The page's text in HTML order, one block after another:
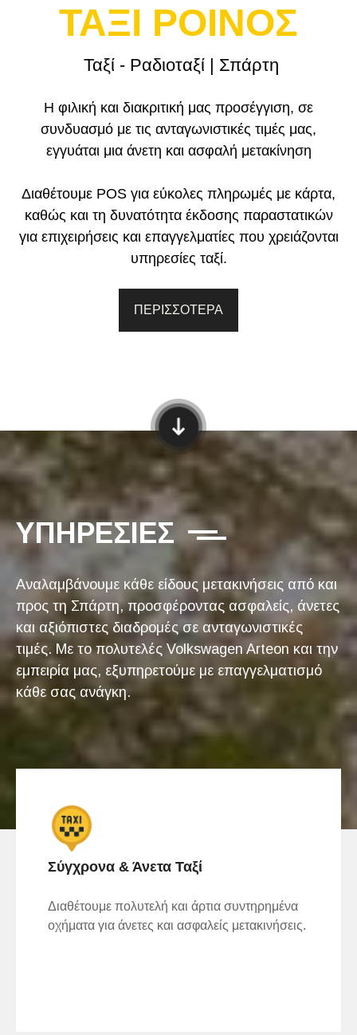
ΤΑΞΙ ΡΟΙΝΟΣ
Ταξί - Ραδιοταξί | Σπάρτη
Η φιλική και διακριτική μας προσέγγιση, σε
συνδυασμό με τις ανταγωνιστικές τιμές μας,
εγγυάται μια άνετη και ασφαλή μετακίνηση
Διαθέτουμε POS για εύκολες πληρωμές με κάρτα,
καθώς και τη δυνατότητα έκδοσης παραστατικών
για επιχειρήσεις και επαγγελματίες που χρειάζονται
υπηρεσίες ταξί.
ΠΕΡΙΣΣΟΤΕΡΑ
ΥΠΗΡΕΣΙΕΣ
Αναλαμβάνουμε κάθε είδους μετακινήσεις από και
προς τη Σπάρτη, προσφέροντας ασφαλείς, άνετες
και αξιόπιστες διαδρομές σε ανταγωνιστικές
τιμές. Με το πολυτελές Volkswagen Arteon και την
εμπειρία μας, εξυπηρετούμε με επαγγελματισμό
κάθε σας ανάγκη.
Σύγχρονα & Άνετα Ταξί
Διαθέτουμε πολυτελή και άρτια συντηρημένα
οχήματα για άνετες και ασφαλείς μετακινήσεις.